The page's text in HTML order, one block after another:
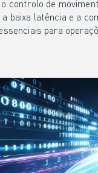
controlo de
baixa latência e a
para